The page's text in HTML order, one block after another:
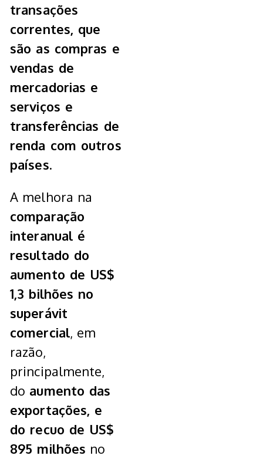
transações
correntes, que
são as compras e
vendas de
mercadorias e
serviços e
transferências de
renda com outros
países.
A melhora na
comparação
interanual é
resultado do
aumento de US$
1,3 bilhões no
superávit
comercial, em
razão,
principalmente,
do aumento das
exportações, e
do recuo de US$
895 milhões no